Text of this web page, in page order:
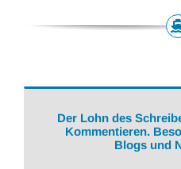
Der Lohn des
Kommentieren.
Blogs und